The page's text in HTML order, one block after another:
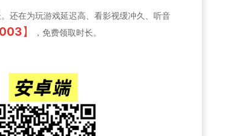
还在为玩游戏延迟高、看影视缓冲久、听音
】 ，免费领取时长。